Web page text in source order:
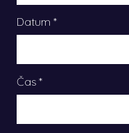
Datum *
Čas *